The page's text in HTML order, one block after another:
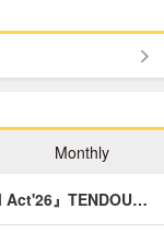
Monthly
Act'26』TENDOU…